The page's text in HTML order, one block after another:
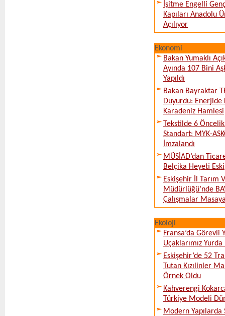
İşitme Engelli
Kapıları Anadolu
Açılıyor
Ekonomi
Bakan Yumaklı
Ayında 107 Bini
Yapıldı
Bakan Bayraktar
Duyurdu: Enerjide
Karadeniz Hamlesi
Tekstilde 6
Standart: MYK-
İmzalandı
MÜSİAD’dan
Belçika Heyeti
Eskişehir İl Tarım
Müdürlüğü’nde
Çalışmalar Masaya
Ekoloji
Fransa’da Görevli
Uçaklarımız
Eskişehir’de 52
Tutan Kızılinler
Örnek Oldu
Kahverengi
Türkiye Modeli
Modern Yapılarda